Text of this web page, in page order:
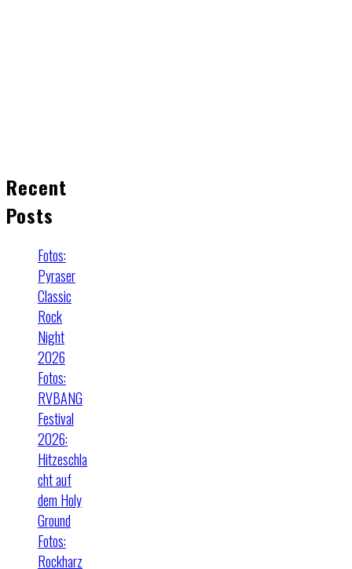
Recent
Posts
Fotos:
Pyraser
Classic
Rock
Night
2026
Fotos:
RVBANG
Festival
2026:
Hitzeschla
cht auf
dem Holy
Ground
Fotos:
Rockharz